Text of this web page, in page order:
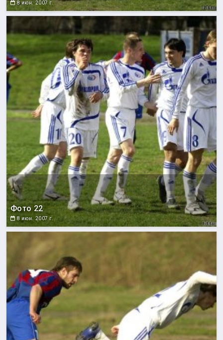
8 июн. 2007 г.
Фото 22
8 июн. 2007 г.